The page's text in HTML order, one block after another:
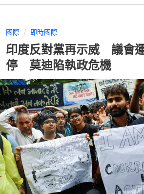
國際 即時國際
印度反對黨再示威 議會
停 莫迪陷執政危機